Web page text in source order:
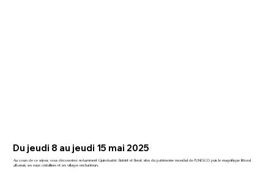
Du jeudi 8 au jeudi 15 mai 2025
Au cours de ce séjour, vous découvrirez notamment Gjuirokastër, Butrint et Berat, sites du patrimoine mondial de l'UNESCO puis le magnifique littoral
albanais, ses eaux cristallines et ses villages enchanteurs.